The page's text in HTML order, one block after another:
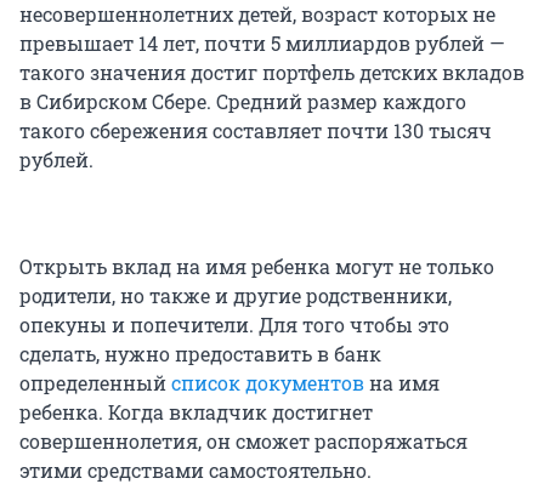
несовершеннолетних детей, возраст которых не
превышает 14 лет, почти 5 миллиардов рублей —
такого значения достиг портфель детских вкладов
в Сибирском Сбере. Средний размер каждого
такого сбережения составляет почти 130 тысяч
рублей.
Открыть вклад на имя ребенка могут не только
родители, но также и другие родственники,
опекуны и попечители. Для того чтобы это
сделать, нужно предоставить в банк
определенныйсписок документовна имя
ребенка. Когда вкладчик достигнет
совершеннолетия, он сможет распоряжаться
этими средствами самостоятельно.